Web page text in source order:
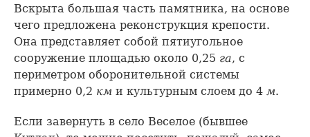
Вскрыта большая часть памятника, на основе
чего предложена реконструкция крепости.
Она представляет собой пятиугольное
сооружение площадью около 0,25 га, с
периметром оборонительной системы
примерно 0,2 км и культурным слоем до 4 м.
Если завернуть в село Веселое (бывшее